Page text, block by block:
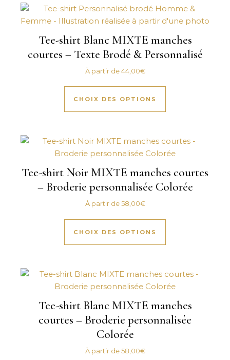
Tee-shirt Blanc MIXTE manches
courtes – Texte Brodé & Personnalisé
À partir de44,00€
CHOIX DES OPTIONS
Ce produit a
Tee-shirt Noir MIXTE manches courtes
– Broderie personnalisée Colorée
À partir de58,00€
CHOIX DES OPTIONS
Ce produit a
Tee-shirt Blanc MIXTE manches
courtes – Broderie personnalisée
Colorée
À partir de58,00€